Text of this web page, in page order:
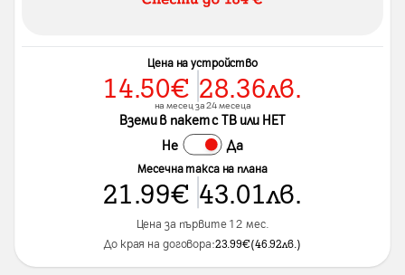
Цена на устройство
14.50€ 28.36лв.
на месец за 24 месеца
Вземи в пакет с ТВ или НЕТ
Не Да
Месечна такса на плана
21.99€ 43.01лв.
Цена за първите 12 мес.
До края на договора:23.99€(46.92лв. )